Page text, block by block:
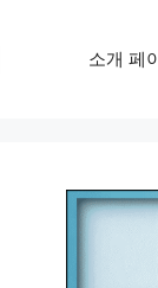
소개 페